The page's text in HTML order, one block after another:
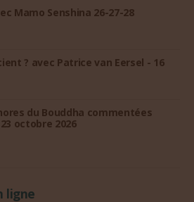
Mamo Senshina 26-27-28
? avec Patrice van Eersel - 16
du Bouddha commentées
octobre 2026
ligne